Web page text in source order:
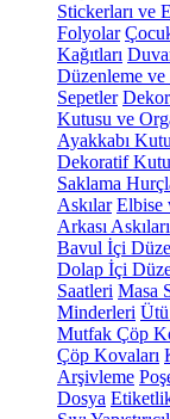
Stickerları ve
Folyolar
Kağıtları Duvar
Düzenleme ve
Sepetler
Kutusu ve
Ayakkabı
Dekoratif Kutu
Saklama
Askılar Elbise
Arkası Askıları
Bavul İçi
Dolap İçi
Saatleri Masa
Minderleri Ütü
Mutfak Çöp
Çöp Kovaları
Arşivleme
Dosya